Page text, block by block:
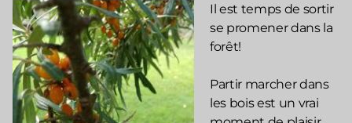
Il est temps de sortir
se promener dans la
forêt!
Partir marcher dans
les bois est un vrai